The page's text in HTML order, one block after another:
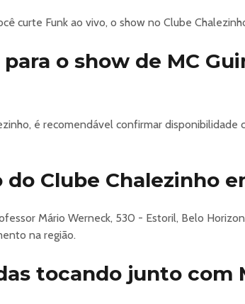
curte Funk ao vivo, o show no Clube
o show de MC
é recomendável confirmar disponibilidade
do Clube Chalezinho
Mário Werneck, 530 - Estoril, Belo
na região.
tocando junto com